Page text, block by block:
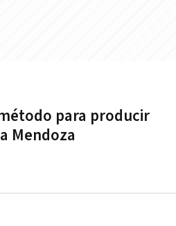
para producir
Mendoza